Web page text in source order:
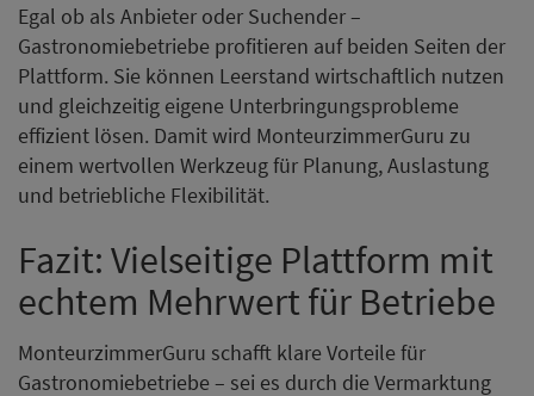
Egal ob als Anbieter oder Suchender –
Gastronomiebetriebe profitieren auf beiden Seiten der
Plattform. Sie können Leerstand wirtschaftlich nutzen
und gleichzeitig eigene Unterbringungsprobleme
effizient lösen. Damit wird MonteurzimmerGuru zu
einem wertvollen Werkzeug für Planung, Auslastung
und betriebliche Flexibilität.
Fazit: Vielseitige Plattform mit
echtem Mehrwert für Betriebe
MonteurzimmerGuru schafft klare Vorteile für
Gastronomiebetriebe – sei es durch die Vermarktung